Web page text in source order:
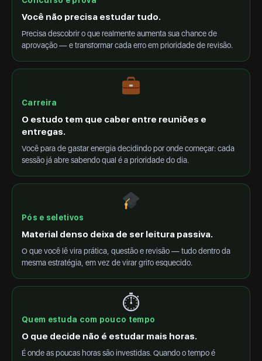
Você não precisa estudar tudo.
Precisa descobrir o que realmente aumenta sua chance de
aprovação — e transformar cada erro em prioridade de revisão.
Carreira
O estudo tem que caber entre reuniões e
entregas.
Você para de gastar energia decidindo por onde começar: cada
sessão já abre sabendo qual é a prioridade do dia.
Pós e seletivos
Material denso deixa de ser leitura passiva.
O que você lê vira prática, questão e revisão — tudo dentro da
mesma estratégia, em vez de virar grifo esquecido.
⏱
Quem estuda com pouco tempo
O que decide não é estudar mais horas.
É onde as poucas horas são investidas. Quando o tempo é